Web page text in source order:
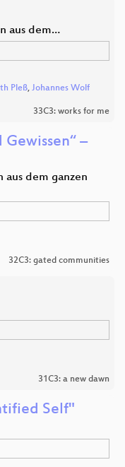
aus dem…
Pleß, Johannes Wolf
33C3: works for me
–
aus dem ganzen
32C3: gated communities
31C3: a new dawn
Self"